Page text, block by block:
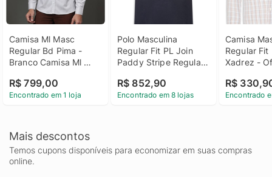
Camisa Ml Masc
Regular Bd Pima -
Branco Camisa Ml
Pima Branco 3
R$ 799,00
Encontrado em 1 loja
Polo Masculina
Regular Fit PL Join
Paddy Stripe Regular
R$ 852,90
Encontrado em 8 lojas
Camisa
Regular Fit
Xadrez -
R$
Encontrado
Mais descontos
Temos cupons disponíveis para economizar em suas compras
online.